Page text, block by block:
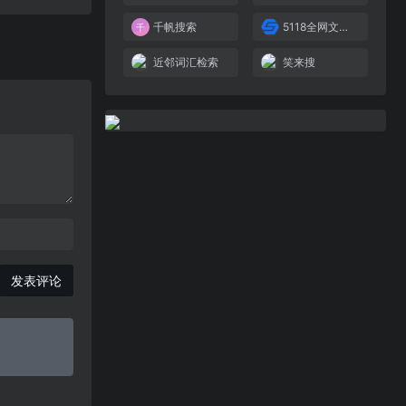
发表评论
千帆搜索 5118全网文章搜索采集
近邻词汇检索 笑来搜